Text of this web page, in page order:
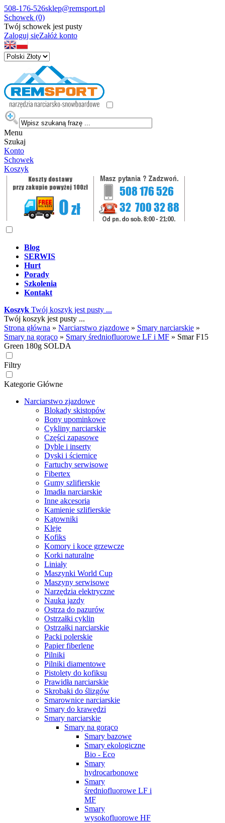
508-176-526sklep@remsport.pl
Schowek (0)
Twój schowek jest pusty
Zaloguj sięZałóż konto
Menu
Szukaj
Konto
Schowek
Koszyk
Blog
SERWIS
Hurt
Porady
Szkolenia
Kontakt
Koszyk Twój koszyk jest pusty ...
Twój koszyk jest pusty ...
Strona główna » Narciarstwo zjazdowe » Smary narciarskie »
Smary na gorąco » Smary średniofluorowe LF i MF » Smar F15
Green 180g SOLDA
Filtry
Kategorie Główne
Narciarstwo zjazdowe
Blokady skistopów
Bony upominkowe
Cykliny narciarskie
Części zapasowe
Dyble i inserty
Dyski i ściernice
Fartuchy serwisowe
Fibertex
Gumy szlifierskie
Imadła narciarskie
Inne akcesoria
Kamienie szlifierskie
Kątowniki
Kleje
Kofiks
Komory i koce grzewcze
Korki naturalne
Liniały
Maszynki World Cup
Maszyny serwisowe
Narzędzia elektryczne
Nauka jazdy
Ostrza do pazurów
Ostrzałki cyklin
Ostrzałki narciarskie
Packi polerskie
Papier fiberlene
Pilniki
Pilniki diamentowe
Pistolety do kofiksu
Prawidła narciarskie
Skrobaki do ślizgów
Smarownice narciarskie
Smary do krawędzi
Smary narciarskie
Smary na gorąco
Smary bazowe
Smary ekologiczne
Bio - Eco
Smary
hydrocarbonowe
Smary
średniofluorowe LF i
MF
Smary
wysokofluorowe HF